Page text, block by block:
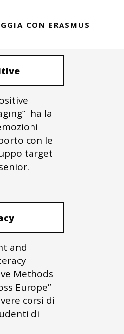
CON ERASMUS
ha la
con le
target
and
Methods
Europe”
corsi di
di